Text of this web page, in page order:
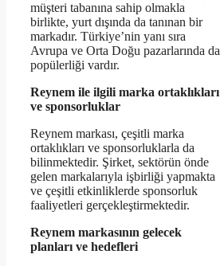
müşteri tabanına sahip olmakla
birlikte, yurt dışında da tanınan bir
markadır. Türkiye’nin yanı sıra
Avrupa ve Orta Doğu pazarlarında da
popülerliği vardır.
Reynem ile ilgili marka ortaklıkları
ve sponsorluklar
Reynem markası, çeşitli marka
ortaklıkları ve sponsorluklarla da
bilinmektedir. Şirket, sektörün önde
gelen markalarıyla işbirliği yapmakta
ve çeşitli etkinliklerde sponsorluk
faaliyetleri gerçekleştirmektedir.
Reynem markasının gelecek
planları ve hedefleri